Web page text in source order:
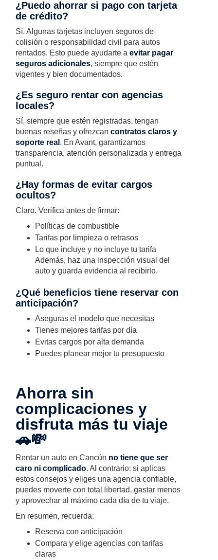
¿Puedo ahorrar si pago con tarjeta
de crédito?
Sí. Algunas tarjetas incluyen seguros de
colisión o responsabilidad civil para autos
rentados. Esto puede ayudarte aevitar pagar
seguros adicionales, siempre que estén
vigentes y bien documentados.
¿Es seguro rentar con agencias
locales?
Sí, siempre que estén registradas, tengan
buenas reseñas y ofrezcancontratos claros y
soporte real . En Avant, garantizamos
transparencia, atención personalizada y entrega
puntual.
¿Hay formas de evitar cargos
ocultos?
Claro. Verifica antes de firmar:
Políticas de combustible
Tarifas por limpieza o retrasos
Lo que incluye y no incluye tu tarifa
Además, haz una inspección visual del
auto y guarda evidencia al recibirlo.
¿Qué beneficios tiene reservar con
anticipación?
Aseguras el modelo que necesitas
Tienes mejores tarifas por día
Evitas cargos por alta demanda
Puedes planear mejor tu presupuesto
Ahorra sin
complicaciones y
disfruta más tu viaje
🚗💸
Rentar un auto en Cancún no tiene que ser
caro ni complicado. Al contrario: si aplicas
estos consejos y eliges una agencia confiable,
puedes moverte con total libertad, gastar menos
y aprovechar al máximo cada día de tu viaje.
En resumen, recuerda:
Reserva con anticipación
Compara y elige agencias con tarifas
claras